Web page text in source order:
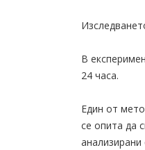
В
24 часа.
Един от
се опита да
анализирани